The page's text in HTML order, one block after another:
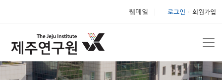
웹메일 로그인 회원가입